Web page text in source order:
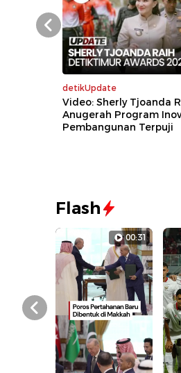
detikUpdate
Video: Sherly Tjoanda
Anugerah Program
Pembangunan Terpuji
Prev
Flash
00:31
Prev